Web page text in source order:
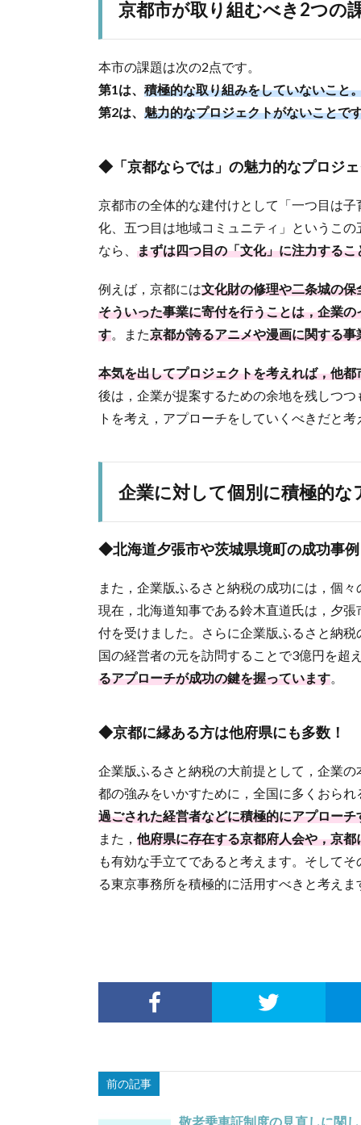
京都市が取り組むべき2つの
本市の課題は次の2点です。
第1は、 積極的な取り組みをしていないこと
第2は、 魅力的なプロジェクトがないことで
◆「京都ならでは」の魅力的なプロジ
京都市の全体的な建付けとして「一つ目は
化、五つ目は地域コミュニティ」というこ
なら、 まずは四つ目の「文化」に注力する
例えば，京都には文化財の修理や二条城の
そういった事業に寄付を行うことは，企業
す。また京都が誇るアニメや漫画に関する事
本気を出してプロジェクトを考えれば，他
後は，企業が提案するための余地を残しつ
トを考え，アプローチをしていくべきだと考
企業に対して個別に積極的な
◆北海道夕張市や茨城県境町の成功事例
また，企業版ふるさと納税の成功には，個
現在，北海道知事である鈴木直道氏は，夕
付を受けました。さらに企業版ふるさと納
国の経営者の元を訪問することで3億円を超
るアプローチが成功の鍵を握っています。
◆京都に縁ある方は他府県にも多数！
企業版ふるさと納税の大前提として，企業
都の強みをいかすために，全国に多くおら
過ごされた経営者などに積極的にアプローチ
また， 他府県に存在する京都府人会や，京
も有効な手立てであると考えます。そして
る東京事務所を積極的に活用すべきと考えま
前の記事
敬老乗車証制度の見直しに関し